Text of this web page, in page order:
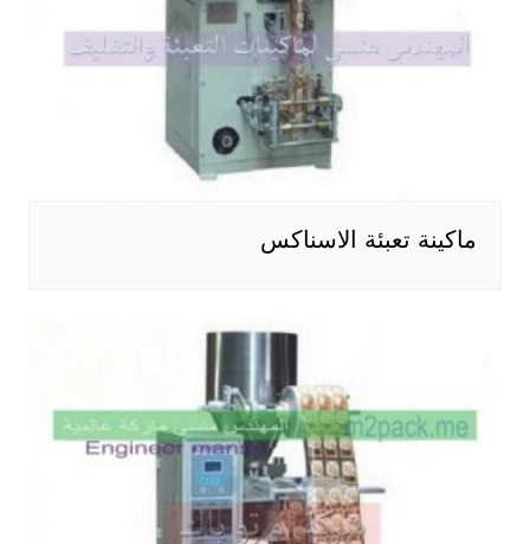
ماكينة تعبئة الاسناكس